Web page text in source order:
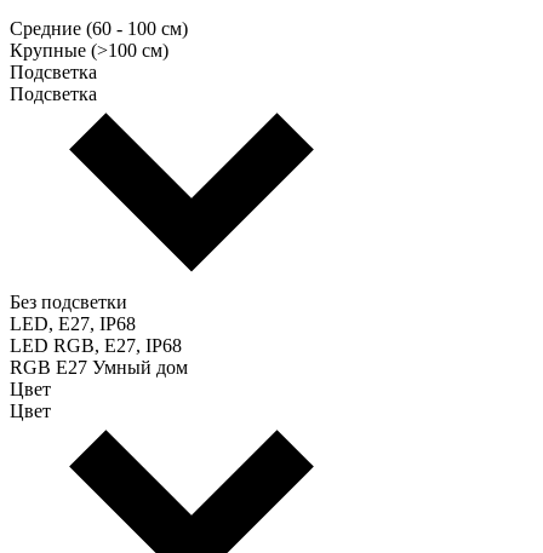
Средние (60 - 100 см)
Крупные (>100 см)
Подсветка
Подсветка
Без подсветки
LED, E27, IP68
LED RGB, E27, IP68
RGB E27 Умный дом
Цвет
Цвет